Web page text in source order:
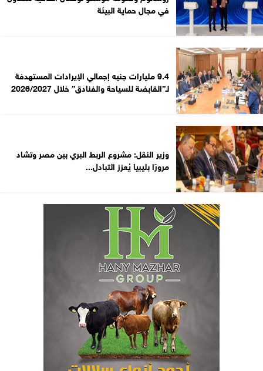
في مجال حماية البيئة
9.4 مليارات جنيه إجمالي الإيرادات المستهدفة
لـ”القابضة للسياحة والفنادق” خلال 2026/2027
وزير النقل: مشروع الربط البري بين مصر وتشاد
مرورًا بليبيا يُعزز التبادل...